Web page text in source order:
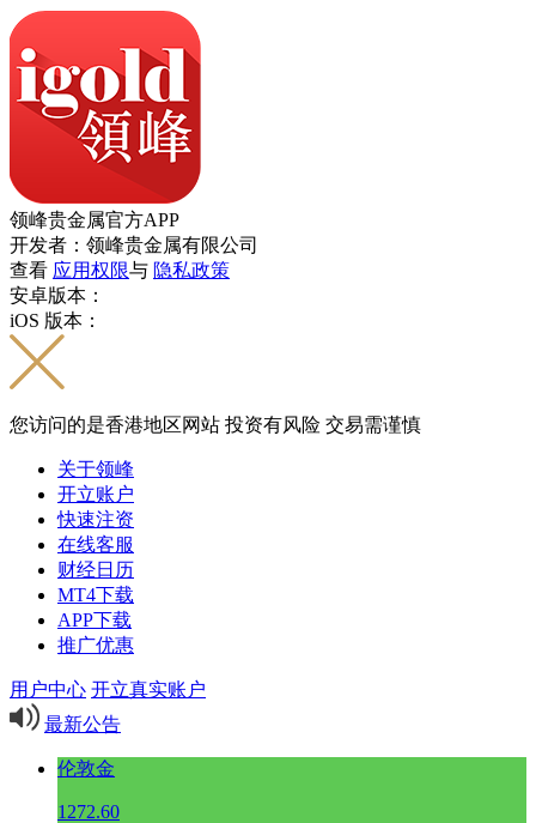
领峰贵金属官方APP
开发者：领峰贵金属有限公司
查看 应用权限与 隐私政策
安卓版本：
iOS 版本：
您访问的是香港地区网站 投资有风险 交易需谨慎
关于领峰
开立账户
快速注资
在线客服
财经日历
MT4下载
APP下载
推广优惠
用户中心 开立真实账户
最新公告
伦敦金
1272.60